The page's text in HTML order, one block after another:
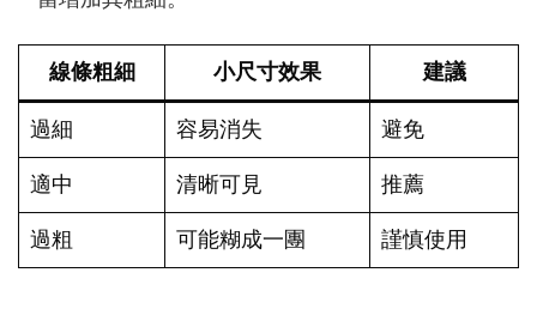
線條粗細 小尺寸效果 建議
過細 容易消失 避免
適中 清晰可見 推薦
過粗 可能糊成一團 謹慎使用